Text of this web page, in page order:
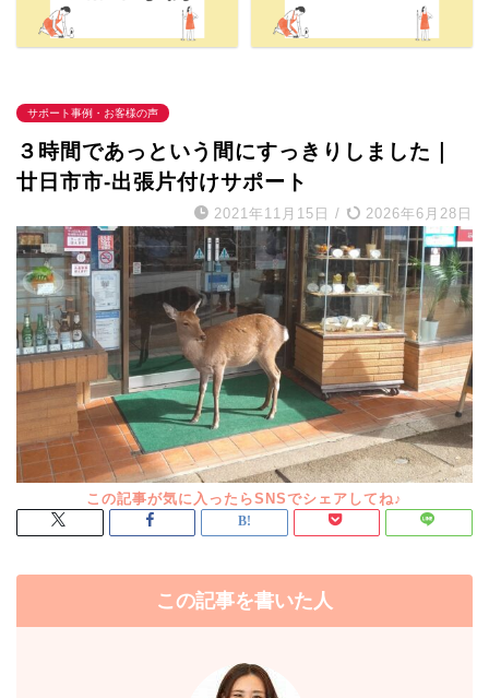
サポート事例・お客様の声
３時間であっという間にすっきりしました｜
廿日市市-出張片付けサポート
2021年11月15日 / 2026年6月28日
この記事を書いた人